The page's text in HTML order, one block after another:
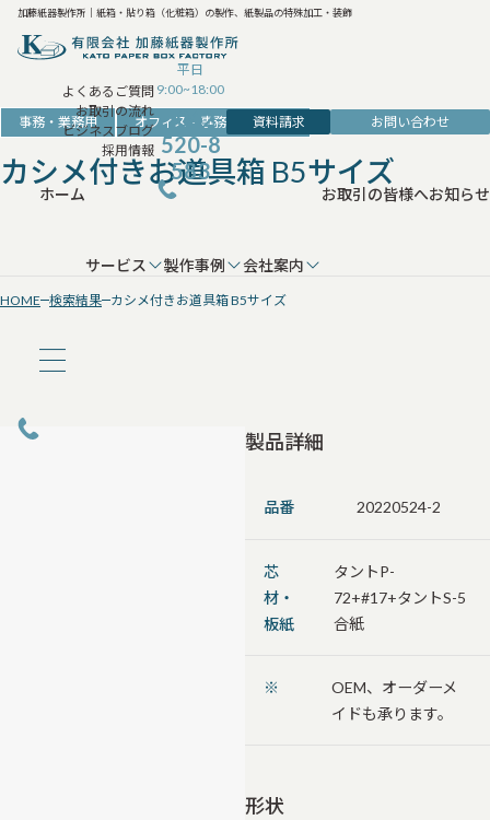
加藤紙器製作所｜紙箱・貼り箱（化粧箱）の製作、紙製品の特殊加工・装飾
よくあるご質問
お取引の流れ
ビジネスブログ
採用情報
平日
9:00~18:00
042-
520-8
583
資料請求 お問い合わせ
ホーム
サービス 製作事例 会社案内
お取引の皆様へお知らせ
事務・業務用 オフィス・事務・収納用品
カシメ付きお道具箱 B5サイズ
HOME 検索結果 カシメ付きお道具箱 B5サイズ
製品詳細
品番 20220524-2
芯
材・
板紙
タントP-
72+#17+タントS-5
合紙
※
OEM、オーダーメ
イドも承ります。
形状